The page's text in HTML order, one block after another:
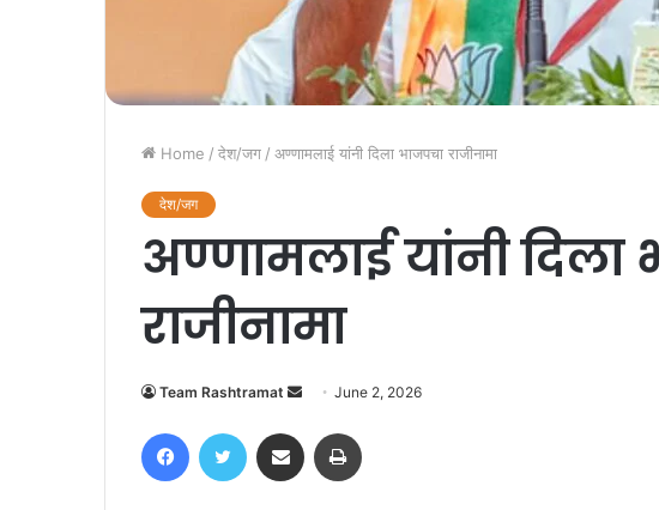
Home / देश/जग / अण्णामलाई यांनी दिला भाजपचा राजीनामा
देश/जग
अण्णामलाई यांनी दिला
राजीनामा
Team Rashtramat
Send
email
June 2, 2026
FacebookTwitter Share via Email